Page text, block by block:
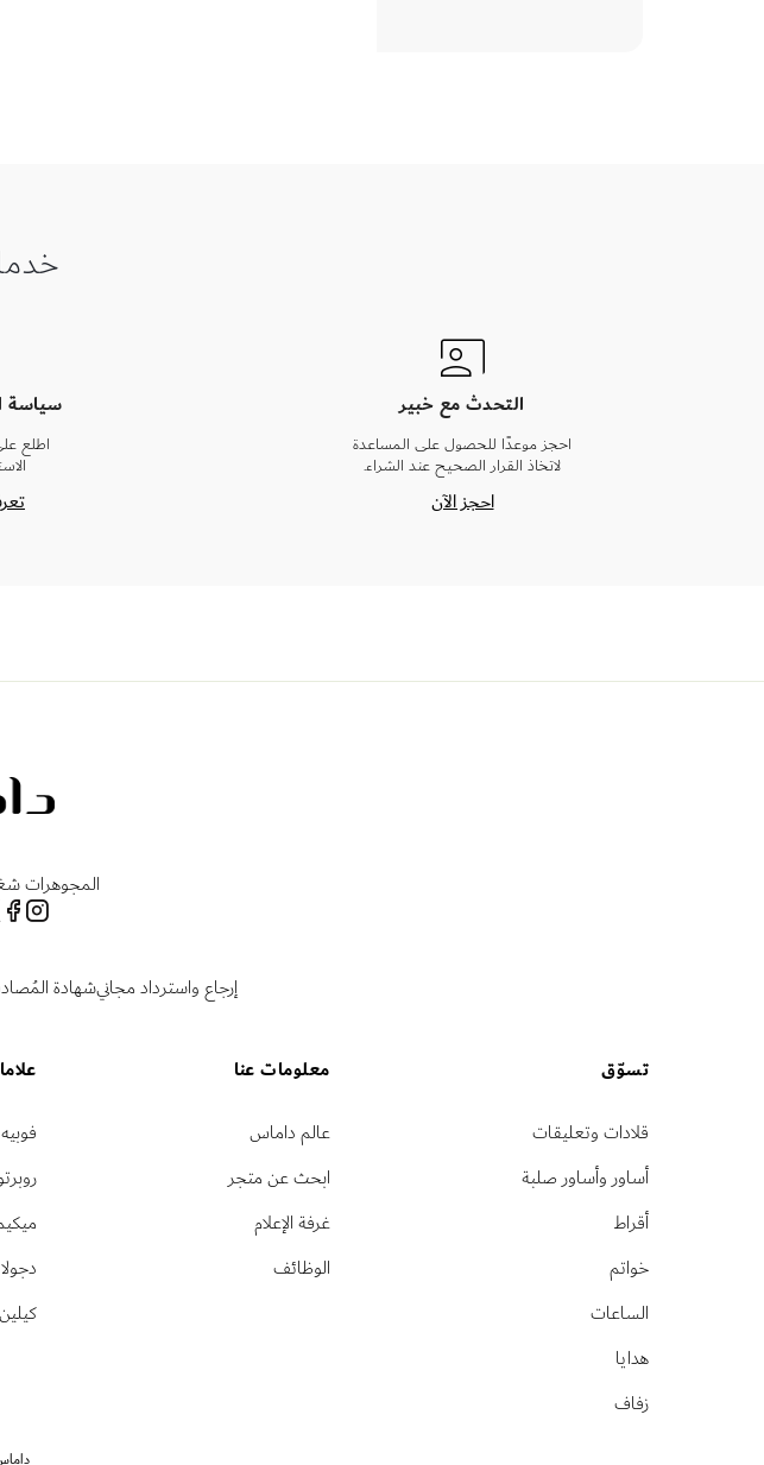
التحدث مع خبير
احجز موعدًا للحصول على المساعدة
لاتخاذ القرار الصحيح عند الشراء.
احجز الآن
سياسة
اطلع
المجوهرات
إرجاع واسترداد مجانيشهادة
تسوّق
قلادات وتعليقات
أساور وأساور صلبة
أقراط
خواتم
الساعات
هدايا
زفاف
معلومات عنا
عالم داماس
ابحث عن متجر
غرفة الإعلام
الوظائف
فوبيه
دجولا
كيلين
داماس